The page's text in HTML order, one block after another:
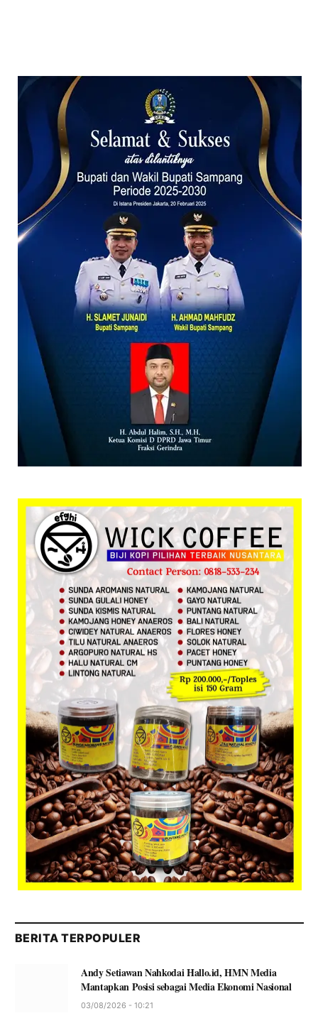
BERITA TERPOPULER
Andy Setiawan Nahkodai Hallo.id, HMN Media
Mantapkan Posisi sebagai Media Ekonomi Nasional
03/08/2026 - 10:21